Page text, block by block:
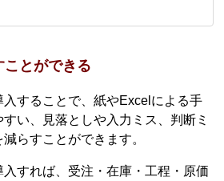
ことができる
することで、紙やExcelによる手
い、見落としや入力ミス、判断ミ
らすことができます。
すれば、受注・在庫・工程・原価